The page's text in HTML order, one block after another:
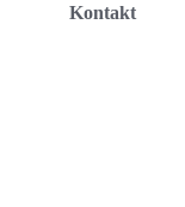
Kontakt